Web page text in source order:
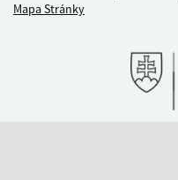
Mapa Stránky